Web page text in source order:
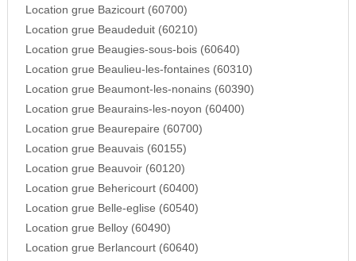
Location grue Bazicourt (60700)
Location grue Beaudeduit (60210)
Location grue Beaugies-sous-bois (60640)
Location grue Beaulieu-les-fontaines (60310)
Location grue Beaumont-les-nonains (60390)
Location grue Beaurains-les-noyon (60400)
Location grue Beaurepaire (60700)
Location grue Beauvais (60155)
Location grue Beauvoir (60120)
Location grue Behericourt (60400)
Location grue Belle-eglise (60540)
Location grue Belloy (60490)
Location grue Berlancourt (60640)